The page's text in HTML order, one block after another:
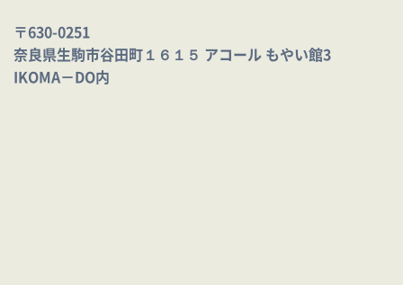
〒630-0251
奈良県生駒市谷田町１６１５ アコール もやい館3
IKOMA－DO内